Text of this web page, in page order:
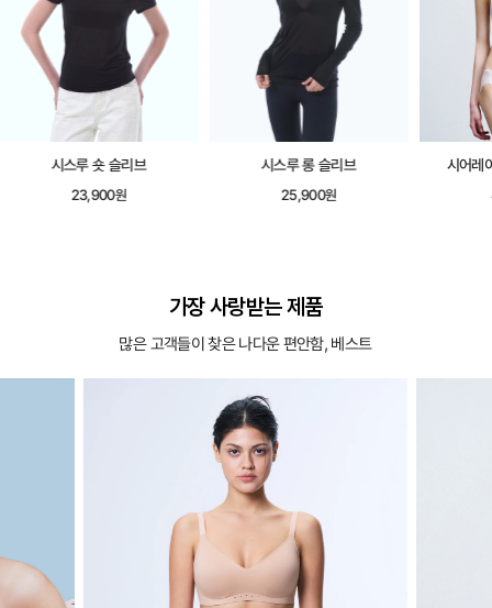
시스루 숏 슬리브
23,900원
시스루 롱 슬리브
25,900원
시어레
가장 사랑받는 제품
많은 고객들이 찾은 나다운 편안함, 베스트